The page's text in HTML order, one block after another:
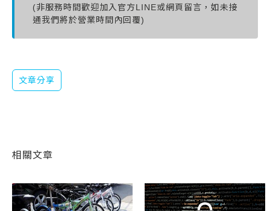
(非服務時間歡迎加入官方LINE或網頁留言，如未接
通我們將於營業時間內回覆)
文章分享
相關文章